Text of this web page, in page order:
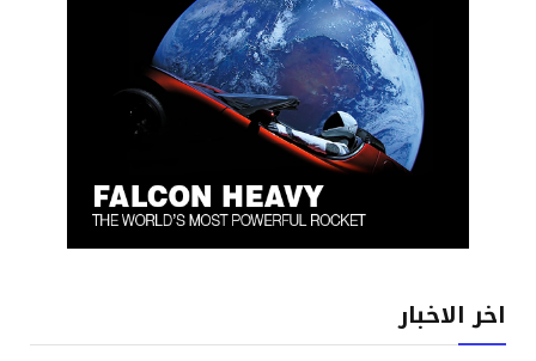
اخر الاخبار